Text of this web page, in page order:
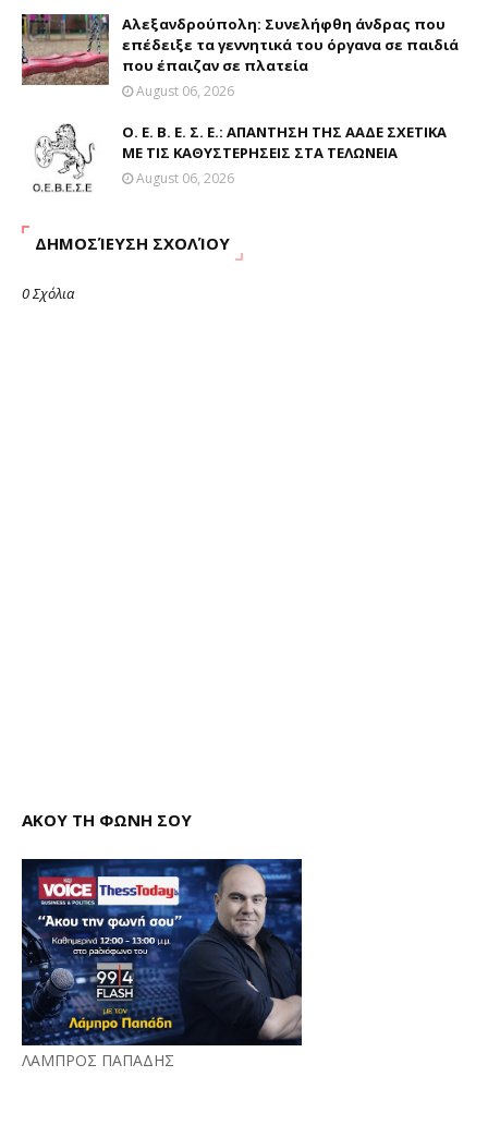
Αλεξανδρούπολη: Συνελήφθη άνδρας που
επέδειξε τα γεννητικά του όργανα σε παιδιά
που έπαιζαν σε πλατεία
August 06, 2026
Ο. Ε. Β. Ε. Σ. Ε.: ΑΠΑΝΤΗΣΗ ΤΗΣ ΑΑΔΕ ΣΧΕΤΙΚΑ
ΜΕ ΤΙΣ ΚΑΘΥΣΤΕΡΗΣΕΙΣ ΣΤΑ ΤΕΛΩΝΕΙΑ
August 06, 2026
ΔΗΜΟΣΊΕΥΣΗ ΣΧΟΛΊΟΥ
0 Σχόλια
ΑΚΟΥ ΤΗ ΦΩΝΗ ΣΟΥ
ΛΑΜΠΡΟΣ ΠΑΠΑΔΗΣ